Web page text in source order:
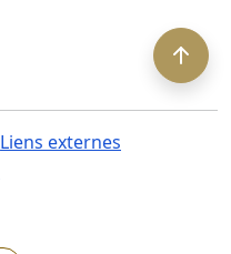
Liens externes